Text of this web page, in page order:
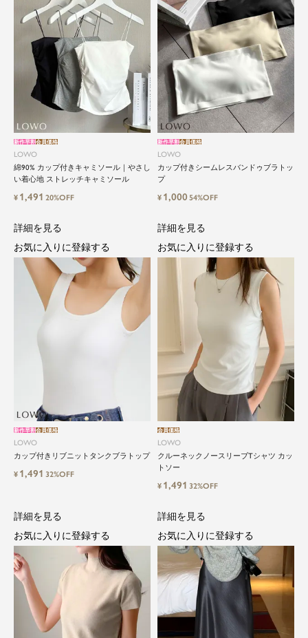
LOWO
綿90% カップ付きキャミソール｜やさし
い着心地 ストレッチキャミソール
新作早割会員価格
¥ 1,491 20%OFF
LOWO
カップ付きシームレスバンドゥブラトッ
プ
新作早割会員価格
¥ 1,00054%OFF
LOWO
カップ付きリブニットタンクブラトップ
新作早割会員価格
¥ 1,491 32%OFF
詳細を見る
お気に入りに登録する
LOWO
クルーネックノースリーブTシャツ カッ
トソー
会員価格
¥ 1,491 32%OFF
詳細を見る
お気に入りに登録する
詳細を見る
お気に入りに登録する
詳細を見る
お気に入りに登録する